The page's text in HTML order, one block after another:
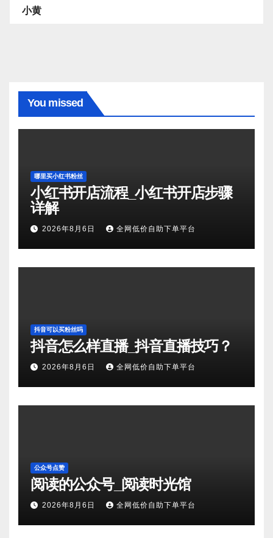
小黄
You missed
哪里买小红书粉丝
小红书开店流程_小红书开店步骤
详解
2026年8月6日 全网低价自助下单平台
抖音可以买粉丝吗
抖音怎么样直播_抖音直播技巧？
2026年8月6日 全网低价自助下单平台
公众号点赞
阅读的公众号_阅读时光馆
2026年8月6日 全网低价自助下单平台